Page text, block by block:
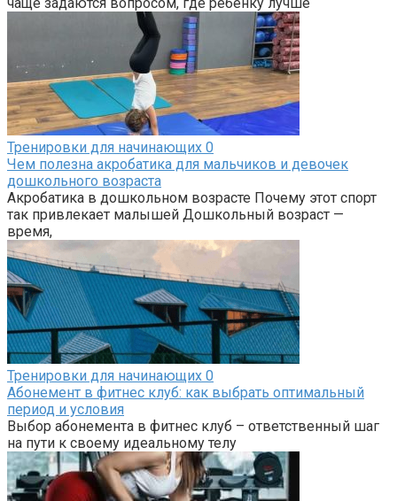
Тренировки для начинающих 0
Чем полезна акробатика для мальчиков и девочек
дошкольного возраста
Акробатика в дошкольном возрасте Почему этот спорт
так привлекает малышей Дошкольный возраст —
время,
Тренировки для начинающих 0
Абонемент в фитнес клуб: как выбрать оптимальный
период и условия
Выбор абонемента в фитнес клуб – ответственный шаг
на пути к своему идеальному телу